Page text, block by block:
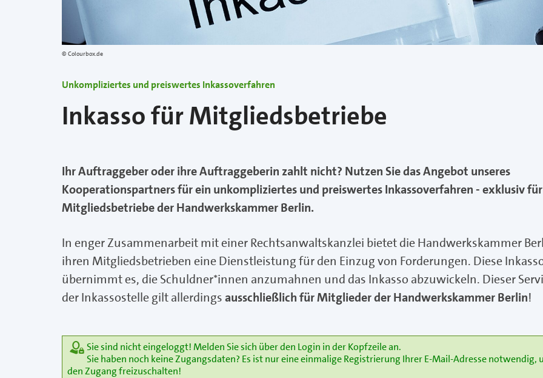
Colourbox.de
Unkompliziertes und preiswertes Inkassoverfahren
Inkasso für Mitgliedsbetriebe
Ihr Auftraggeber oder ihre Auftraggeberin zahlt nicht? Nutzen Sie das Angebot unseres
Kooperationspartners für ein unkompliziertes und preiswertes Inkassoverfahren - exklusiv für
Mitgliedsbetriebe der Handwerkskammer Berlin.
In enger Zusammenarbeit mit einer Rechtsanwaltskanzlei bietet die Handwerkskammer
ihren Mitgliedsbetrieben eine Dienstleistung für den Einzug von Forderungen. Diese
übernimmt es, die Schuldner*innen anzumahnen und das Inkasso abzuwickeln. Dieser
der Inkassostelle gilt allerdingsausschließlich für Mitglieder der Handwerkskammer Berlin!
Sie sind nicht eingeloggt! Melden Sie sich über den Login in der Kopfzeile an.
Sie haben noch keine Zugangsdaten? Es ist nur eine einmalige Registrierung Ihrer E-Mail-Adresse notwendig,
den Zugang freizuschalten!